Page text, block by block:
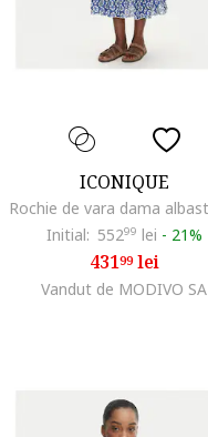
ICONIQUE
Initial: 55299 lei - 21%
43199lei
Vandut de MODIVO SA